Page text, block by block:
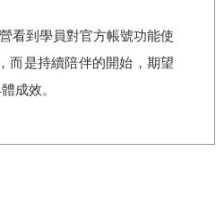
看到學員對官方帳號功能使
而是持續陪伴的開始，期望
成效。